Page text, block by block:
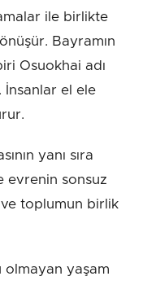
ile birlikte
Bayramın
Osuokhai adı
İnsanlar el ele
yanı sıra
evrenin sonsuz
toplumun birlik
olmayan yaşam